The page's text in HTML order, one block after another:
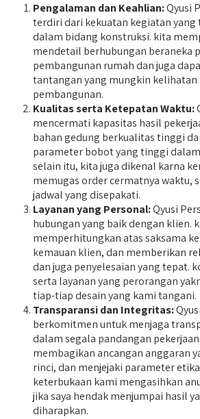
Pengalaman dan Keahlian:Qyusi
terdiri dari kekuatan kegiatan
dalam bidang konstruksi. kita
mendetail berhubungan beraneka
pembangunan rumah dan juga
tantangan yang mungkin kelihatan
pembangunan.
Kualitas serta Ketepatan Waktu:
mencermati kapasitas hasil
bahan gedung berkualitas tinggi
parameter bobot yang tinggi
selain itu, kita juga dikenal karna
memugas order cermatnya waktu,
jadwal yang disepakati.
Layanan yang Personal:Qyusi
hubungan yang baik dengan klien.
memperhitungkan atas saksama
kemauan klien, dan memberikan
dan juga penyelesaian yang tepat.
serta layanan yang perorangan
tiap-tiap desain yang kami tangani.
Transparansi dan Integritas:
berkomitmen untuk menjaga
dalam segala pandangan
membagikan ancangan anggaran
rinci, dan menjejaki parameter
keterbukaan kami mengasihkan
jika saya hendak menjumpai hasil
diharapkan.